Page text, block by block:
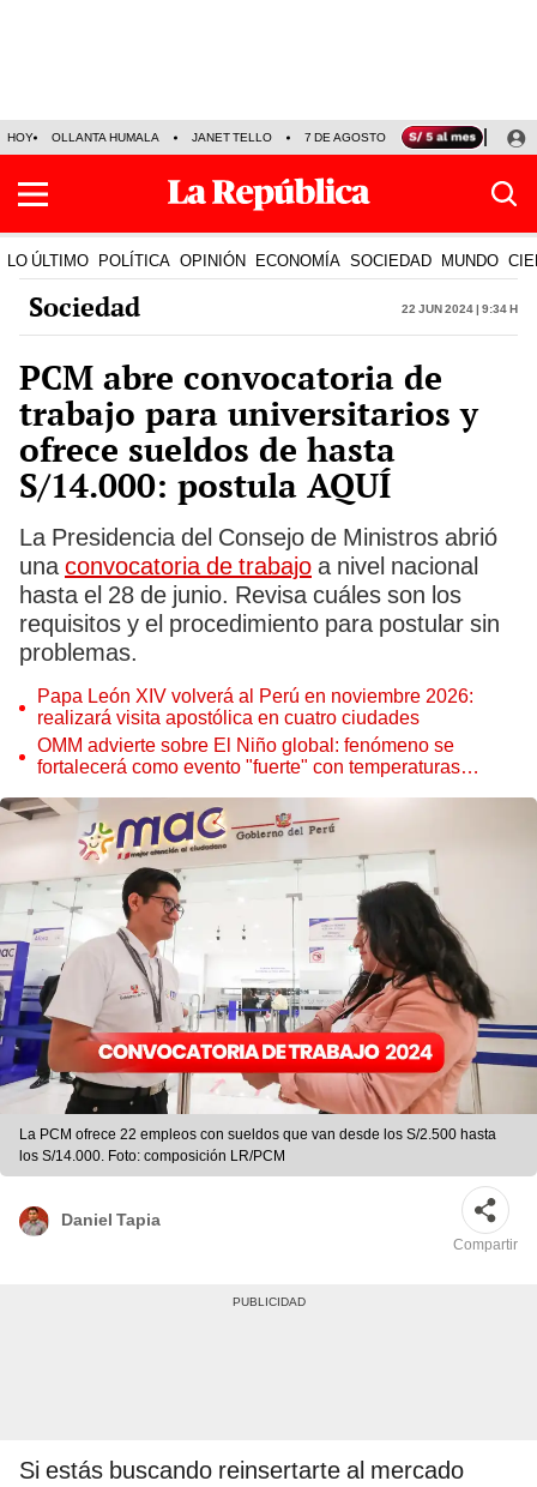
HOY OLLANTA HUMALA JANET TELLO 7 DE AGOSTO TINKA RESULTADOS
LO ÚLTIMO POLÍTICA OPINIÓN ECONOMÍA SOCIEDAD MUNDO
Sociedad 22 Jun 2024 | 9:34 h
PCM abre convocatoria de
trabajo para universitarios y
ofrece sueldos de hasta
S/14.000: postula AQUÍ
La Presidencia del Consejo de Ministros abrió
una convocatoria de trabajo a nivel nacional
hasta el 28 de junio. Revisa cuáles son los
requisitos y el procedimiento para postular sin
problemas.
Papa León XIV volverá al Perú en noviembre 2026:
realizará visita apostólica en cuatro ciudades
OMM advierte sobre El Niño global: fenómeno se
fortalecerá como evento "fuerte" con temperaturas
La PCM ofrece 22 empleos con sueldos que van desde los S/2.500 hasta
los S/14.000. Foto: composición LR/PCM
Daniel Tapia
Compartir
Si estás buscando reinsertarte al mercado